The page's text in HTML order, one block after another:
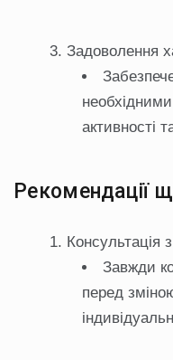
Задоволення
активності
Рекомендації
Консультація
Завжди
перед